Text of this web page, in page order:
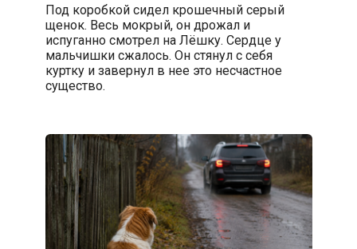
Под коробкой сидел крошечный серый
щенок. Весь мокрый, он дрожал и
испуганно смотрел на Лёшку. Сердце у
мальчишки сжалось. Он стянул с себя
куртку и завернул в нее это несчастное
существо.